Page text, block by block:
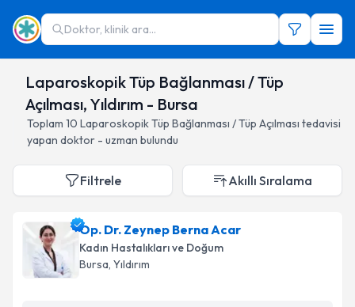
Doktor, klinik ara...
Laparoskopik Tüp Bağlanması / Tüp
Açılması, Yıldırım - Bursa
Toplam 10 Laparoskopik Tüp Bağlanması / Tüp Açılması tedavisi
yapan doktor - uzman bulundu
Filtrele Akıllı Sıralama
Op. Dr. Zeynep Berna Acar
Kadın Hastalıkları ve Doğum
Bursa, Yıldırım